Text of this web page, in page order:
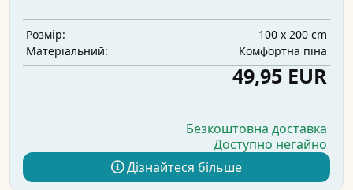
Розмір:
100 x 200 cm
Матеріальний:
Комфортна піна
49,95 EUR
Безкоштовна доставка
Доступно негайно
Дізнайтеся більше